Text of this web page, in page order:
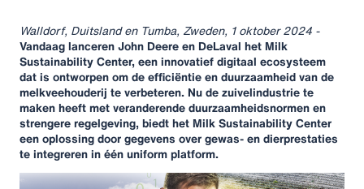
Walldorf, Duitsland en Tumba, Zweden, 1 oktober 2024 -
Vandaag lanceren John Deere en DeLaval het Milk
Sustainability Center, een innovatief digitaal ecosysteem
dat is ontworpen om de efficiëntie en duurzaamheid van de
melkveehouderij te verbeteren. Nu de zuivelindustrie te
maken heeft met veranderende duurzaamheidsnormen en
strengere regelgeving, biedt het Milk Sustainability Center
een oplossing door gegevens over gewas- en dierprestaties
te integreren in één uniform platform.